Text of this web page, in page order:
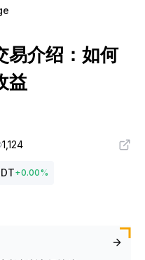
易介绍：如何
益
1,124
+0.00%